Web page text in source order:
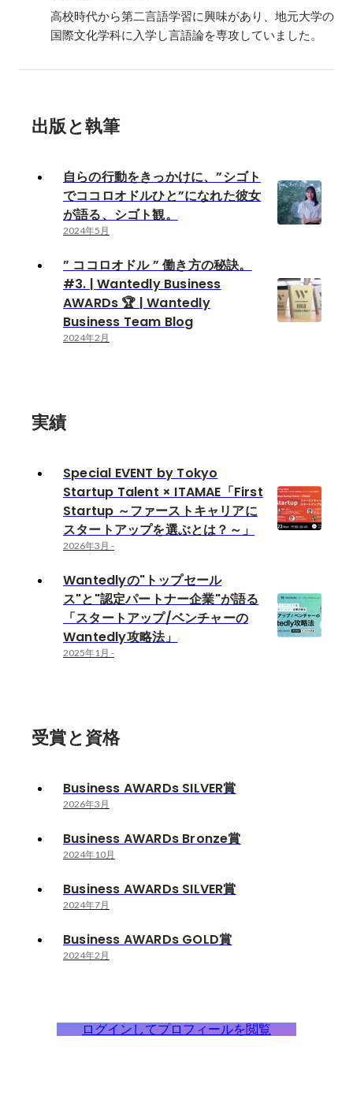
高校時代から第二言語学習に興味があり、地元大学の
出版と執筆
自らの行動をきっかけに、”シゴト
でココロオドルひと”になれた彼女
が語る、シゴト観。
2024年5月
” ココロオドル ” 働き方の秘訣。
#3. | Wantedly Business
AWARDs 🏆 | Wantedly
Business Team Blog
2024年2月
実績
Special EVENT by Tokyo
Startup Talent × ITAMAE「First
Startup ～ファーストキャリアに
スタートアップを選ぶとは？～」
2026年3月 -
Wantedlyの"トップセール
ス"と"認定パートナー企業"が語る
「スタートアップ/ベンチャーの
Wantedly攻略法」
2025年1月 -
受賞と資格
Business AWARDs SILVER賞
2026年3月
Business AWARDs Bronze賞
2024年10月
Business AWARDs SILVER賞
2024年7月
Business AWARDs GOLD賞
2024年2月
ログインしてプロフィールを閲覧